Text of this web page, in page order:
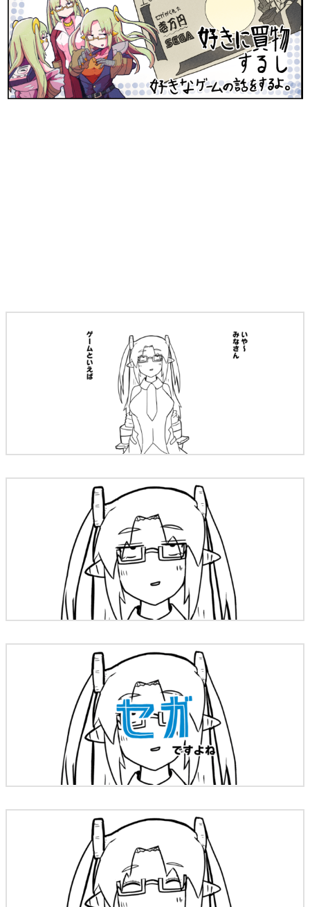
ゲームが変えた日本語
「経験値」「裏技」「ラスボス」… ゲームにまつわる言葉
の起源や用法の変遷を、コンピューター文化史研究家・タ
イニーP氏が徹底調査。
カテゴリ